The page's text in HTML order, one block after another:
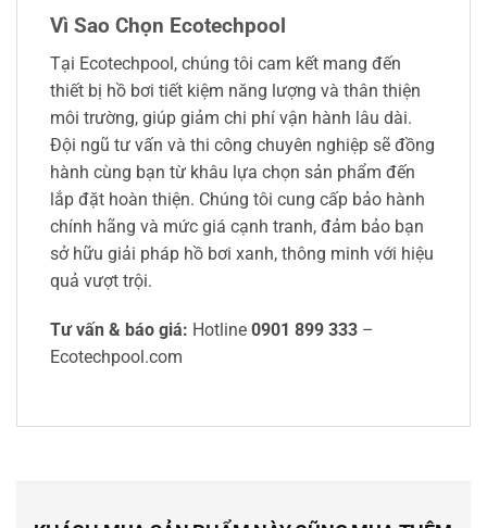
Vì Sao Chọn Ecotechpool
Tại Ecotechpool, chúng tôi cam kết mang đến
thiết bị hồ bơi tiết kiệm năng lượng và thân thiện
môi trường, giúp giảm chi phí vận hành lâu dài.
Đội ngũ tư vấn và thi công chuyên nghiệp sẽ đồng
hành cùng bạn từ khâu lựa chọn sản phẩm đến
lắp đặt hoàn thiện. Chúng tôi cung cấp bảo hành
chính hãng và mức giá cạnh tranh, đảm bảo bạn
sở hữu giải pháp hồ bơi xanh, thông minh với hiệu
quả vượt trội.
Tư vấn & báo giá: Hotline 0901 899 333 –
Ecotechpool.com